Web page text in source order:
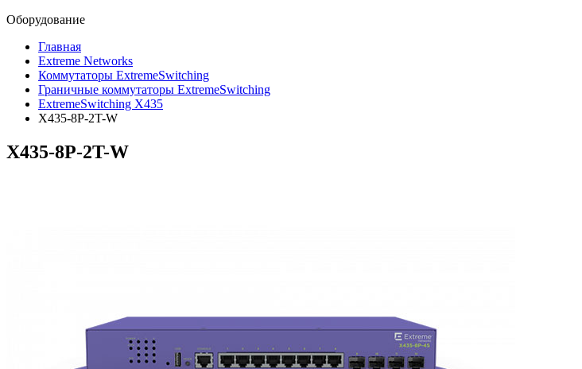
Оборудование
Главная
Extreme Networks
Коммутаторы ExtremeSwitching
Граничные коммутаторы ExtremeSwitching
ExtremeSwitching X435
X435-8P-2T-W
X435-8P-2T-W